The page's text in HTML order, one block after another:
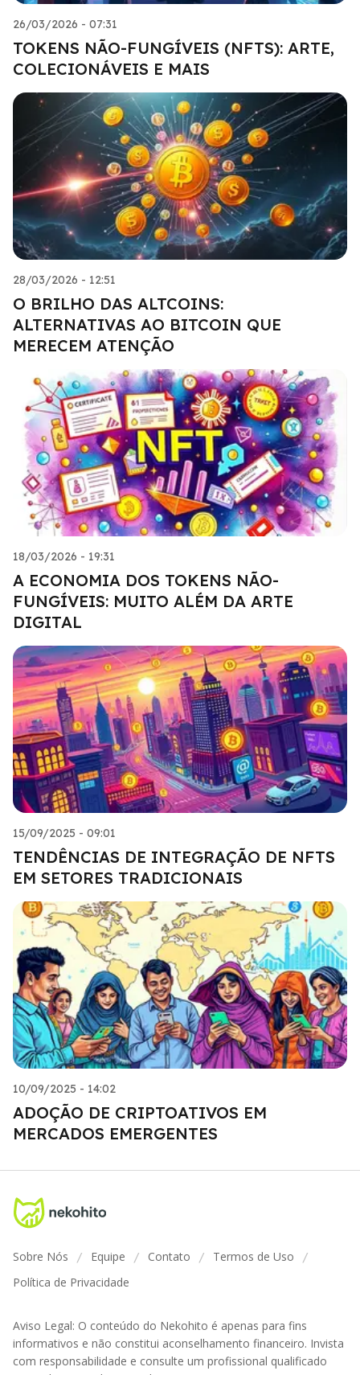
26/03/2026 - 07:31
TOKENS NÃO-FUNGÍVEIS (NFTS): ARTE,
COLECIONÁVEIS E MAIS
28/03/2026 - 12:51
O BRILHO DAS ALTCOINS:
ALTERNATIVAS AO BITCOIN QUE
MERECEM ATENÇÃO
18/03/2026 - 19:31
A ECONOMIA DOS TOKENS NÃO-
FUNGÍVEIS: MUITO ALÉM DA ARTE
DIGITAL
15/09/2025 - 09:01
TENDÊNCIAS DE INTEGRAÇÃO DE NFTS
EM SETORES TRADICIONAIS
10/09/2025 - 14:02
ADOÇÃO DE CRIPTOATIVOS EM
MERCADOS EMERGENTES
Sobre Nós / Equipe / Contato / Termos de Uso /
Política de Privacidade
Aviso Legal: O conteúdo do Nekohito é apenas para fins
informativos e não constitui aconselhamento financeiro. Invista
com responsabilidade e consulte um profissional qualificado